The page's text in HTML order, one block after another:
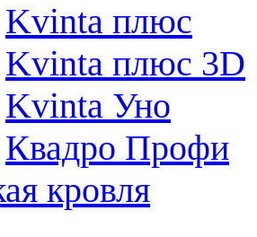
Kvinta плюс
Kvinta плюс 3D
Kvinta Уно
Квадро Профи
кровля